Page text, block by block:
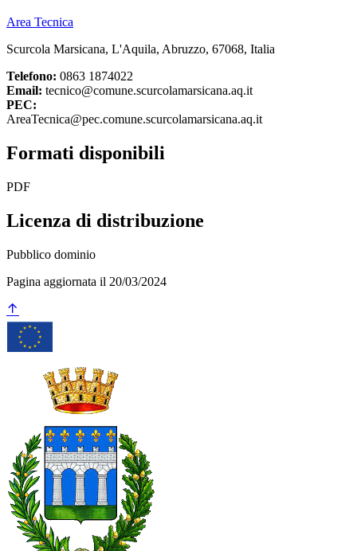
Area Tecnica
Scurcola Marsicana, L'Aquila, Abruzzo, 67068, Italia
Telefono: 0863 1874022
Email: tecnico@comune.scurcolamarsicana.aq.it
PEC:
AreaTecnica@pec.comune.scurcolamarsicana.aq.it
Formati disponibili
PDF
Licenza di distribuzione
Pubblico dominio
Pagina aggiornata il 20/03/2024